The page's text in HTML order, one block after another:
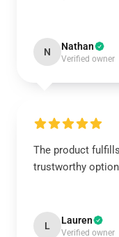
N Nathan
Verified owner
The product
trustworthy
L Lauren
Verified owner